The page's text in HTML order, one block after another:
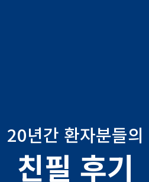
20년간 환자분들의
친필 후기